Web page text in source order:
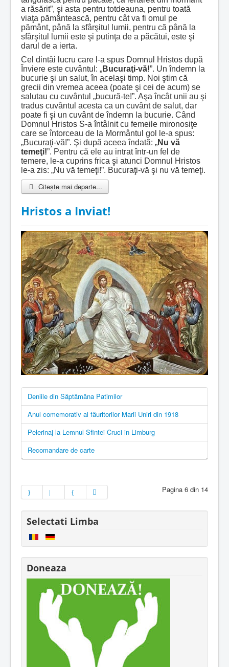
a răsărit”, şi asta pentru totdeauna, pentru toată
viaţa pământească, pentru cât va fi omul pe
pământ, până la sfârşitul lumii, pentru că până la
sfârşitul lumii este şi putinţa de a păcătui, este şi
darul de a ierta.
Cel dintâi lucru care l-a spus Domnul Hristos după
Înviere este cuvântul: „Bucuraţi-vă!”. Un îndemn la
bucurie şi un salut, în acelaşi timp. Noi ştim că
grecii din vremea aceea (poate şi cei de acum) se
salutau cu cuvântul „bucură-te!”. Aşa încât unii au şi
tradus cuvântul acesta ca un cuvânt de salut, dar
poate fi şi un cuvânt de îndemn la bucurie. Când
Domnul Hristos S-a întâlnit cu femeile mironosiţe
care se întorceau de la Mormântul gol le-a spus:
„Bucuraţi-vă!”. Şi după aceea îndată: „Nu vă
temeţi!”. Pentru că ele au intrat într-un fel de
temere, le-a cuprins frica şi atunci Domnul Hristos
le-a zis: „Nu vă temeţi!”. Bucuraţi-vă şi nu vă temeţi.
Citește mai departe...
Hristos a Inviat!
Deniile din Săptămâna Patimilor
Anul comemorativ al făuritorilor Marii Uniri din 1918
Pelerinaj la Lemnul Sfintei Cruci in Limburg
Recomandare de carte
Pagina 6 din 14
Selectati Limba
Doneaza